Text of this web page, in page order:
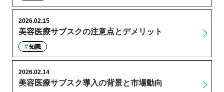
美容医療サブスクの注意点とデメリット
2026.02.15
知識
美容医療サブスク導入の背景と市場動向
2026.02.14